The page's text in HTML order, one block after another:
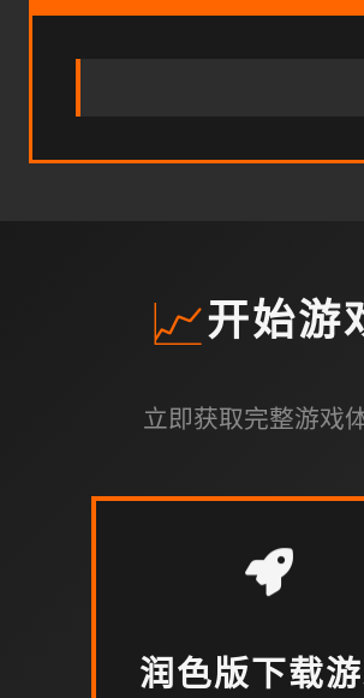
📈开始游
立即获取完整游戏
润色版下载